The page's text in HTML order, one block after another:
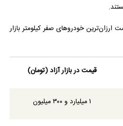
خودروهای صفر کیلومتر بازار
قیمت در بازار آزاد (تومان)
۱ میلیارد و ۳۰۰ میلیون